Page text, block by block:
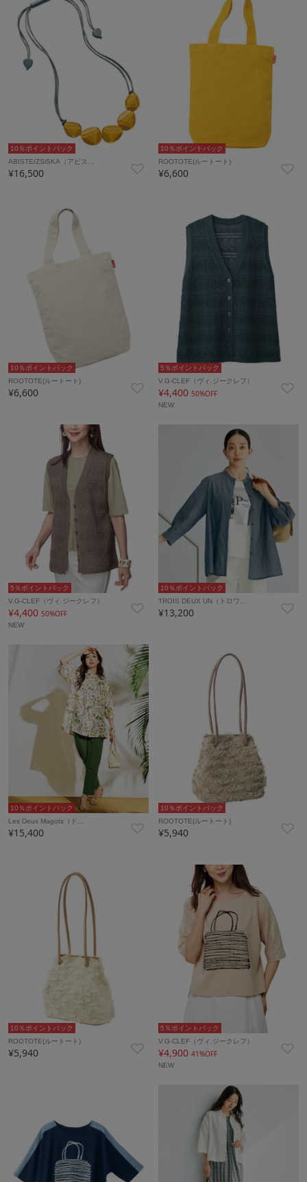
10％ポイントバック
ABISTE/ZSiSKA（アビス…
¥16,500
10％ポイントバック
ROOTOTE(ルートート)
¥6,600
10％ポイントバック
ROOTOTE(ルートート)
¥6,600
5％ポイントバック
V.G-CLEF（ヴィ.ジークレフ）
¥4,40050%OFF
NEW
5％ポイントバック
V.G-CLEF（ヴィ.ジークレフ）
¥4,400 50%OFF
NEW
10％ポイントバック
TROIS DEUX UN（トロワ…
¥13,200
10％ポイントバック
Les Deux Magots（ド…
¥15,400
10％ポイントバック
ROOTOTE(ルートート)
¥5,940
10％ポイントバック
ROOTOTE(ルートート)
¥5,940
5％ポイントバック
V.G-CLEF（ヴィ.ジークレフ）
¥4,90041%OFF
NEW